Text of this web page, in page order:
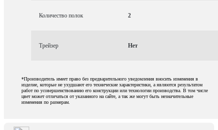
Количество полок 2
Трейзер Нет
*Производитель имеет право без предварительного уведомления вносить изменения в
изделие, которые не ухудшают его технические характеристики, а являются результатом
работ по усовершенствованию его конструкции или технологии производства. В том числе
цвет может отличаться от указанного на сайте, а так же могут быть незначительные
изменения по размерам.